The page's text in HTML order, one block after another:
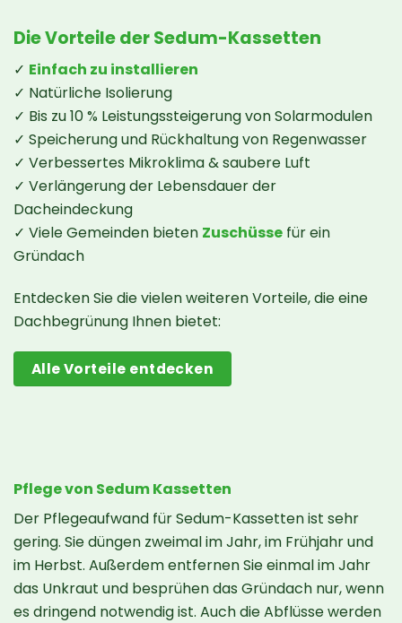
Die Vorteile der Sedum-Kassetten
✓ Einfach zu installieren
✓ Natürliche Isolierung
✓ Bis zu 10 % Leistungssteigerung von Solarmodulen
✓ Speicherung und Rückhaltung von Regenwasser
✓ Verbessertes Mikroklima & saubere Luft
✓ Verlängerung der Lebensdauer der
Dacheindeckung
✓ Viele Gemeinden bieten Zuschüsse für ein
Gründach
Entdecken Sie die vielen weiteren Vorteile, die eine
Dachbegrünung Ihnen bietet:
Alle Vorteile entdecken
Pflege von Sedum Kassetten
Der Pflegeaufwand für Sedum-Kassetten ist sehr
gering. Sie düngen zweimal im Jahr, im Frühjahr und
im Herbst. Außerdem entfernen Sie einmal im Jahr
das Unkraut und besprühen das Gründach nur, wenn
es dringend notwendig ist. Auch die Abflüsse werden